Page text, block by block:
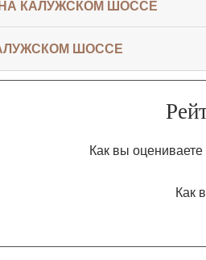
КАЛУЖСКОМ ШОССЕ
ШОССЕ
Как вы
Как